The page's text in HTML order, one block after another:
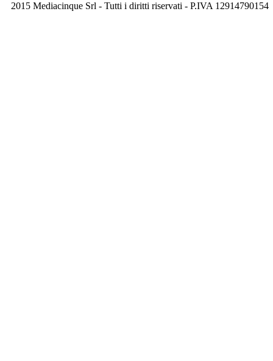
2015 Mediacinque Srl - Tutti i diritti riservati - P.IVA 12914790154